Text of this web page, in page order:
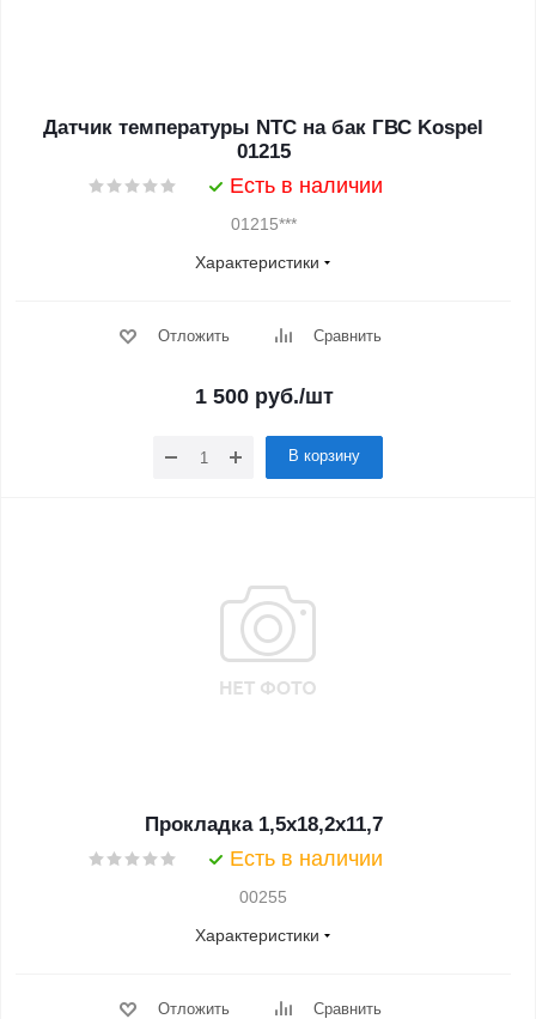
Датчик температуры NTC на бак ГВС Kospel
01215
Есть в наличии
01215***
Характеристики
Отложить Сравнить
1 500руб./шт
В корзину
Прокладка 1,5x18,2x11,7
Есть в наличии
00255
Характеристики
Отложить Сравнить